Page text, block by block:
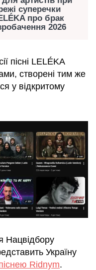
суперечки
про брак
2026
пісні LELÉKA
створені тим же
у відкритому
Нацвідбору
Україну
Ridnym.